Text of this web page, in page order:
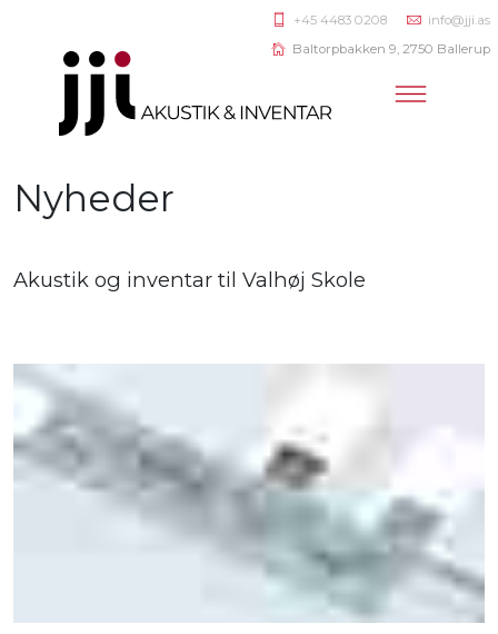
+45 4483 0208
info@jji.as
Baltorpbakken 9, 2750 Ballerup
Nyheder
Akustik og inventar til Valhøj Skole